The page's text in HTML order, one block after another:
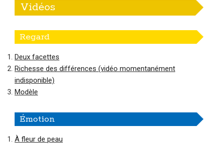
Vidéos
Regard
Deux facettes
Richesse des différences (vidéo momentanément
indisponible)
Modèle
Émotion
À fleur de peau